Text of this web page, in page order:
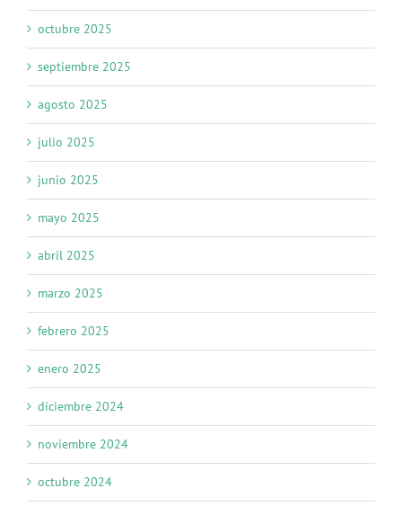
octubre 2025
septiembre 2025
agosto 2025
julio 2025
junio 2025
mayo 2025
abril 2025
marzo 2025
febrero 2025
enero 2025
diciembre 2024
noviembre 2024
octubre 2024